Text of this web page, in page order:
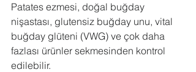
Patates ezmesi, doğal buğday
nişastası, glutensiz buğday unu, vital
buğday glüteni (VWG) ve çok daha
fazlası ürünler sekmesinden kontrol
edilebilir.